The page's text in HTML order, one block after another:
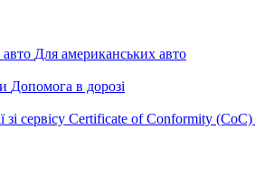
Для американських авто
Допомога в дорозі
зі сервісу Certificate of Conformity (CoC)